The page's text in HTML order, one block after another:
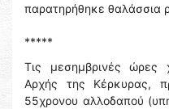
παρατηρήθηκε θαλάσσια
*****
Τις μεσημβρινές ώρες
Αρχής της Κέρκυρας,
55χρονου αλλοδαπού